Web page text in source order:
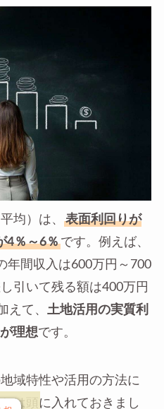
均）は、
表面利回りが
4％～6％です。例えば、
年間収入は600万円～700
引いて残る額は400万円
えて、
土地活用の実質利
理想です。
域特性や活用の方法に
は頭に入れておきまし